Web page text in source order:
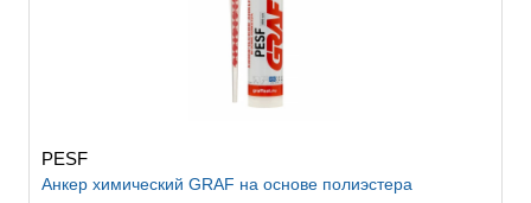
PESF
Анкер химический GRAF на основе полиэстера